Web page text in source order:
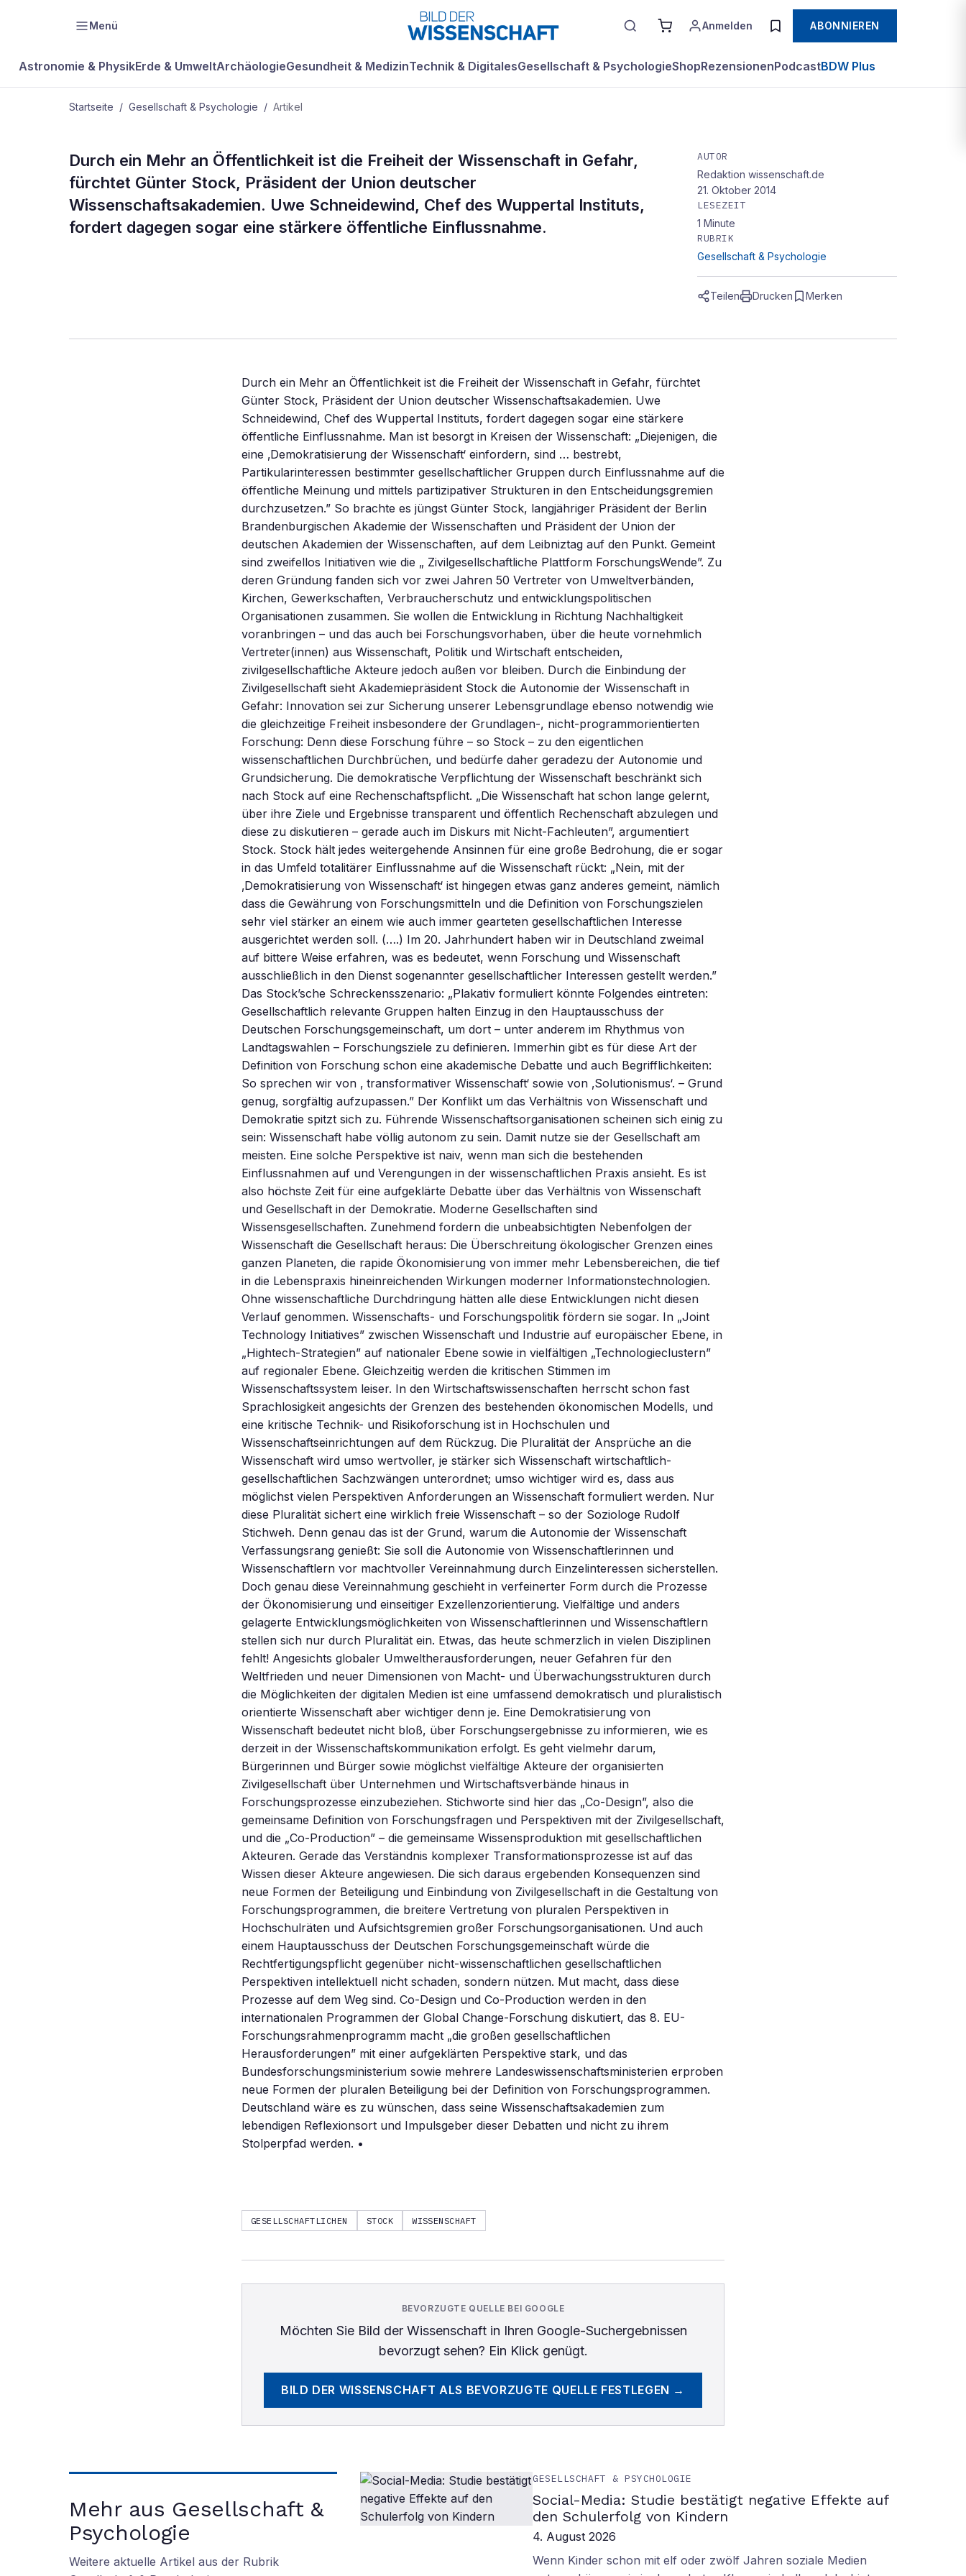
Menü Anmelden ABONNIEREN
Astronomie & PhysikErde & UmweltArchäologieGesundheit & MedizinTechnik & DigitalesGesellschaft & PsychologieShopRezensionenPodcastBDW Plus
Startseite / Gesellschaft & Psychologie / Artikel
GESELLSCHAFT & PSYCHOLOGIE
Die Wissenschaft braucht mehr
Demokratie
Durch ein Mehr an Öffentlichkeit ist die Freiheit der Wissenschaft in Gefahr,
fürchtet Günter Stock, Präsident der Union deutscher
Wissenschaftsakademien. Uwe Schneidewind, Chef des Wuppertal Instituts,
fordert dagegen sogar eine stärkere öffentliche Einflussnahme.
AUTOR
Redaktion wissenschaft.de
21. Oktober 2014
LESEZEIT
1 Minute
RUBRIK
Gesellschaft & Psychologie
Teilen Drucken Merken
Durch ein Mehr an Öffentlichkeit ist die Freiheit der Wissenschaft in Gefahr, fürchtet
Günter Stock, Präsident der Union deutscher Wissenschaftsakademien. Uwe
Schneidewind, Chef des Wuppertal Instituts, fordert dagegen sogar eine stärkere
öffentliche Einflussnahme. Man ist besorgt in Kreisen der Wissenschaft: „Diejenigen, die
eine ‚Demokratisierung der Wissenschaft‘ einfordern, sind … bestrebt,
Partikularinteressen bestimmter gesellschaftlicher Gruppen durch Einflussnahme auf die
öffentliche Meinung und mittels partizipativer Strukturen in den Entscheidungsgremien
durchzusetzen.” So brachte es jüngst Günter Stock, langjähriger Präsident der Berlin
Brandenburgischen Akademie der Wissenschaften und Präsident der Union der
deutschen Akademien der Wissenschaften, auf dem Leibniztag auf den Punkt. Gemeint
sind zweifellos Initiativen wie die „ Zivilgesellschaftliche Plattform ForschungsWende”. Zu
deren Gründung fanden sich vor zwei Jahren 50 Vertreter von Umweltverbänden,
Kirchen, Gewerkschaften, Verbraucherschutz und entwicklungspolitischen
Organisationen zusammen. Sie wollen die Entwicklung in Richtung Nachhaltigkeit
voranbringen – und das auch bei Forschungsvorhaben, über die heute vornehmlich
Vertreter(innen) aus Wissenschaft, Politik und Wirtschaft entscheiden,
zivilgesellschaftliche Akteure jedoch außen vor bleiben. Durch die Einbindung der
Zivilgesellschaft sieht Akademiepräsident Stock die Autonomie der Wissenschaft in
Gefahr: Innovation sei zur Sicherung unserer Lebensgrundlage ebenso notwendig wie
die gleichzeitige Freiheit insbesondere der Grundlagen-, nicht-programmorientierten
Forschung: Denn diese Forschung führe – so Stock – zu den eigentlichen
wissenschaftlichen Durchbrüchen, und bedürfe daher geradezu der Autonomie und
Grundsicherung. Die demokratische Verpflichtung der Wissenschaft beschränkt sich
nach Stock auf eine Rechenschaftspflicht. „Die Wissenschaft hat schon lange gelernt,
über ihre Ziele und Ergebnisse transparent und öffentlich Rechenschaft abzulegen und
diese zu diskutieren – gerade auch im Diskurs mit Nicht-Fachleuten”, argumentiert
Stock. Stock hält jedes weitergehende Ansinnen für eine große Bedrohung, die er sogar
in das Umfeld totalitärer Einflussnahme auf die Wissenschaft rückt: „Nein, mit der
‚Demokratisierung von Wissenschaft‘ ist hingegen etwas ganz anderes gemeint, nämlich
dass die Gewährung von Forschungsmitteln und die Definition von Forschungszielen
sehr viel stärker an einem wie auch immer gearteten gesellschaftlichen Interesse
ausgerichtet werden soll. (….) Im 20. Jahrhundert haben wir in Deutschland zweimal
auf bittere Weise erfahren, was es bedeutet, wenn Forschung und Wissenschaft
ausschließlich in den Dienst sogenannter gesellschaftlicher Interessen gestellt werden.”
Das Stock’sche Schreckensszenario: „Plakativ formuliert könnte Folgendes eintreten:
Gesellschaftlich relevante Gruppen halten Einzug in den Hauptausschuss der
Deutschen Forschungsgemeinschaft, um dort – unter anderem im Rhythmus von
Landtagswahlen – Forschungsziele zu definieren. Immerhin gibt es für diese Art der
Definition von Forschung schon eine akademische Debatte und auch Begrifflichkeiten:
So sprechen wir von ‚ transformativer Wissenschaft‘ sowie von ‚Solutionismus‘. – Grund
genug, sorgfältig aufzupassen.” Der Konflikt um das Verhältnis von Wissenschaft und
Demokratie spitzt sich zu. Führende Wissenschaftsorganisationen scheinen sich einig zu
sein: Wissenschaft habe völlig autonom zu sein. Damit nutze sie der Gesellschaft am
meisten. Eine solche Perspektive ist naiv, wenn man sich die bestehenden
Einflussnahmen auf und Verengungen in der wissenschaftlichen Praxis ansieht. Es ist
also höchste Zeit für eine aufgeklärte Debatte über das Verhältnis von Wissenschaft
und Gesellschaft in der Demokratie. Moderne Gesellschaften sind
Wissensgesellschaften. Zunehmend fordern die unbeabsichtigten Nebenfolgen der
Wissenschaft die Gesellschaft heraus: Die Überschreitung ökologischer Grenzen eines
ganzen Planeten, die rapide Ökonomisierung von immer mehr Lebensbereichen, die tief
in die Lebenspraxis hineinreichenden Wirkungen moderner Informationstechnologien.
Ohne wissenschaftliche Durchdringung hätten alle diese Entwicklungen nicht diesen
Verlauf genommen. Wissenschafts- und Forschungspolitik fördern sie sogar. In „Joint
Technology Initiatives” zwischen Wissenschaft und Industrie auf europäischer Ebene, in
„Hightech-Strategien” auf nationaler Ebene sowie in vielfältigen „Technologieclustern”
auf regionaler Ebene. Gleichzeitig werden die kritischen Stimmen im
Wissenschaftssystem leiser. In den Wirtschaftswissenschaften herrscht schon fast
Sprachlosigkeit angesichts der Grenzen des bestehenden ökonomischen Modells, und
eine kritische Technik- und Risikoforschung ist in Hochschulen und
Wissenschaftseinrichtungen auf dem Rückzug. Die Pluralität der Ansprüche an die
Wissenschaft wird umso wertvoller, je stärker sich Wissenschaft wirtschaftlich-
gesellschaftlichen Sachzwängen unterordnet; umso wichtiger wird es, dass aus
möglichst vielen Perspektiven Anforderungen an Wissenschaft formuliert werden. Nur
diese Pluralität sichert eine wirklich freie Wissenschaft – so der Soziologe Rudolf
Stichweh. Denn genau das ist der Grund, warum die Autonomie der Wissenschaft
Verfassungsrang genießt: Sie soll die Autonomie von Wissenschaftlerinnen und
Wissenschaftlern vor machtvoller Vereinnahmung durch Einzelinteressen sicherstellen.
Doch genau diese Vereinnahmung geschieht in verfeinerter Form durch die Prozesse
der Ökonomisierung und einseitiger Exzellenzorientierung. Vielfältige und anders
gelagerte Entwicklungsmöglichkeiten von Wissenschaftlerinnen und Wissenschaftlern
stellen sich nur durch Pluralität ein. Etwas, das heute schmerzlich in vielen Disziplinen
fehlt! Angesichts globaler Umweltherausforderungen, neuer Gefahren für den
Weltfrieden und neuer Dimensionen von Macht- und Überwachungsstrukturen durch
die Möglichkeiten der digitalen Medien ist eine umfassend demokratisch und pluralistisch
orientierte Wissenschaft aber wichtiger denn je. Eine Demokratisierung von
Wissenschaft bedeutet nicht bloß, über Forschungsergebnisse zu informieren, wie es
derzeit in der Wissenschaftskommunikation erfolgt. Es geht vielmehr darum,
Bürgerinnen und Bürger sowie möglichst vielfältige Akteure der organisierten
Zivilgesellschaft über Unternehmen und Wirtschaftsverbände hinaus in
Forschungsprozesse einzubeziehen. Stichworte sind hier das „Co-Design”, also die
gemeinsame Definition von Forschungsfragen und Perspektiven mit der Zivilgesellschaft,
und die „Co-Production” – die gemeinsame Wissensproduktion mit gesellschaftlichen
Akteuren. Gerade das Verständnis komplexer Transformationsprozesse ist auf das
Wissen dieser Akteure angewiesen. Die sich daraus ergebenden Konsequenzen sind
neue Formen der Beteiligung und Einbindung von Zivilgesellschaft in die Gestaltung von
Forschungsprogrammen, die breitere Vertretung von pluralen Perspektiven in
Hochschulräten und Aufsichtsgremien großer Forschungsorganisationen. Und auch
einem Hauptausschuss der Deutschen Forschungsgemeinschaft würde die
Rechtfertigungspflicht gegenüber nicht-wissenschaftlichen gesellschaftlichen
Perspektiven intellektuell nicht schaden, sondern nützen. Mut macht, dass diese
Prozesse auf dem Weg sind. Co-Design und Co-Production werden in den
internationalen Programmen der Global Change-Forschung diskutiert, das 8. EU-
Forschungsrahmenprogramm macht „die großen gesellschaftlichen
Herausforderungen” mit einer aufgeklärten Perspektive stark, und das
Bundesforschungsministerium sowie mehrere Landeswissenschaftsministerien erproben
neue Formen der pluralen Beteiligung bei der Definition von Forschungsprogrammen.
Deutschland wäre es zu wünschen, dass seine Wissenschaftsakademien zum
lebendigen Reflexionsort und Impulsgeber dieser Debatten und nicht zu ihrem
Stolperpfad werden. •
GESELLSCHAFTLICHEN STOCK WISSENSCHAFT
BEVORZUGTE QUELLE BEI GOOGLE
Möchten Sie Bild der Wissenschaftin Ihren Google-Suchergebnissen
bevorzugt sehen? Ein Klick genügt.
BILD DER WISSENSCHAFT ALS BEVORZUGTE QUELLE FESTLEGEN →
Mehr aus Gesellschaft &
Psychologie
Weitere aktuelle Artikel aus der Rubrik
GESELLSCHAFT & PSYCHOLOGIE
Social-Media: Studie bestätigt negative Effekte auf
den Schulerfolg von Kindern
4. August 2026
Wenn Kinder schon mit elf oder zwölf Jahren soziale Medien